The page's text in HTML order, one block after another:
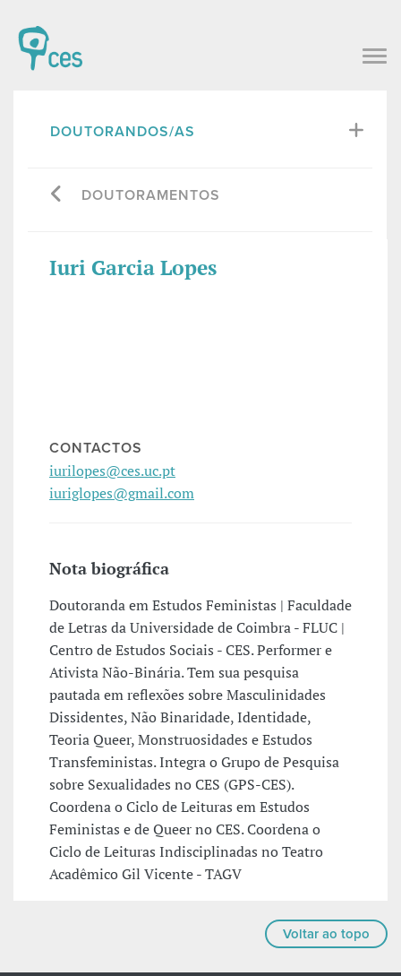
DOUTORANDOS/AS
DOUTORAMENTOS
Iuri Garcia Lopes
CONTACTOS
iurilopes@ces.uc.pt
iuriglopes@gmail.com
Nota biográfica
Doutoranda em Estudos Feministas | Faculdade
de Letras da Universidade de Coimbra - FLUC |
Centro de Estudos Sociais - CES. Performer e
Ativista Não-Binária. Tem sua pesquisa
pautada em reflexões sobre Masculinidades
Dissidentes, Não Binaridade, Identidade,
Teoria Queer, Monstruosidades e Estudos
Transfeministas. Integra o Grupo de Pesquisa
sobre Sexualidades no CES (GPS-CES).
Coordena o Ciclo de Leituras em Estudos
Feministas e de Queer no CES. Coordena o
Ciclo de Leituras Indisciplinadas no Teatro
Acadêmico Gil Vicente - TAGV
Voltar ao topo